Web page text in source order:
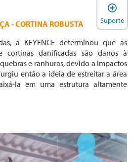
- CORTINA ROBUSTA
a KEYENCE determinou que as
cortinas danificadas são danos à
e ranhuras, devido a impactos
então a ideia de estreitar a área
la em uma estrutura altamente
Suporte